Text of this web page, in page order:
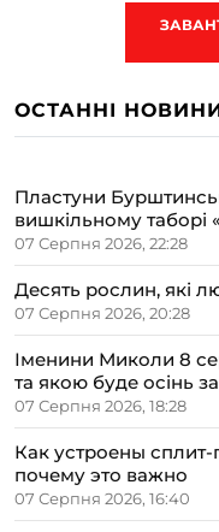
ОСТАННІ
Пластуни
вишкільному таборі
07 Серпня 2026, 22:28
Десять рослин, які
07 Серпня 2026, 20:28
Іменини Миколи 8
та якою буде осінь
07 Серпня 2026, 18:28
Как устроены
почему это важно
07 Серпня 2026, 16:40